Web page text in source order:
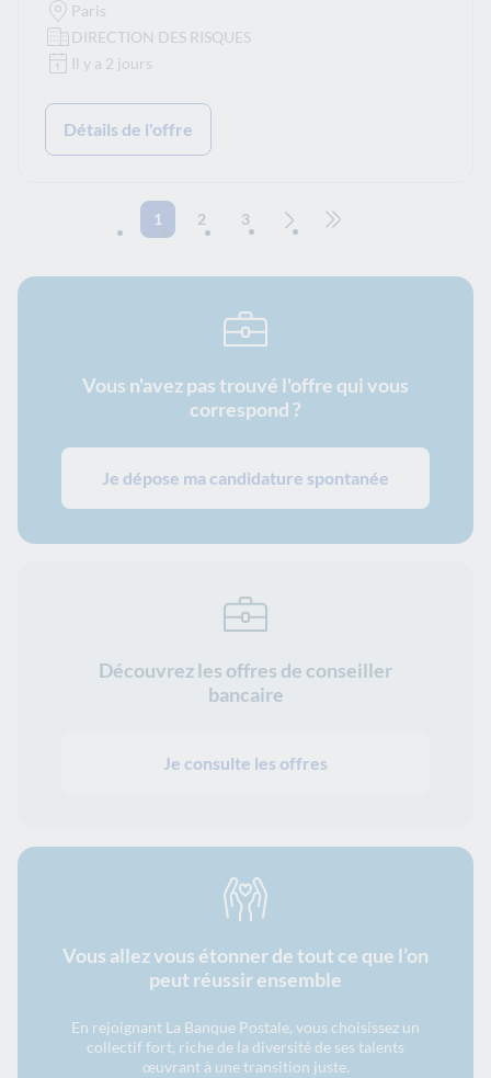
Paris
DIRECTION DES RISQUES
Il y a 2 jours
Détails de l'offre
1 2
3
Vous n'avez pas trouvé l'offre qui vous
correspond ?
Je dépose ma candidature spontanée
Découvrez les offres de conseiller
bancaire
Je consulte les offres
Vous allez vous étonner de tout ce que l’on
peut réussir ensemble
En rejoignant La Banque Postale, vous choisissez un
collectif fort, riche de la diversité de ses talents
œuvrant à une transition juste.